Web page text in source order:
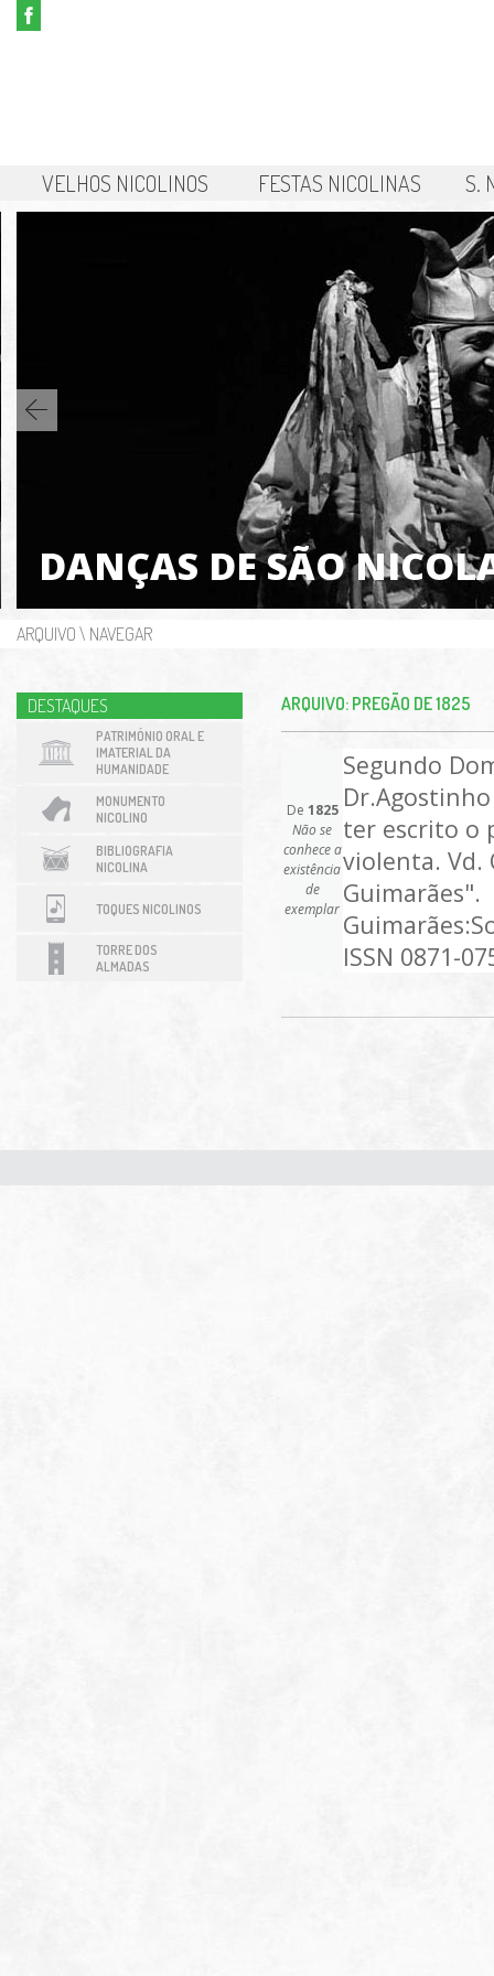
VELHOS NICOLINOS FESTAS NICOLINAS S.
DANÇAS DE SÃO
ARQUIVO \ NAVEGAR
DESTAQUES
PATRIMÓNIO ORAL E
IMATERIAL DA
HUMANIDADE
MONUMENTO
NICOLINO
BIBLIOGRAFIA
NICOLINA
TOQUES NICOLINOS
TORRE DOS
ALMADAS
ARQUIVO: PREGÃO DE 1825
De 1825
Não se
conhece a
existência
de
exemplar
Segundo
ter escrito o
violenta. Vd.
Guimarães".
ISSN 0871-